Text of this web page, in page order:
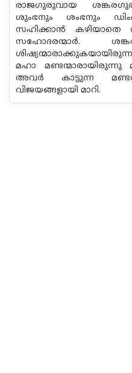
രാജഗുരുവായ
ശുംഭനും ശംഭനും
സഹിക്കാൻ കഴിയാതെ
സഹോദരന്മാർ.
മഹാ
അവർ കാട്ടുന്ന
വിജയങ്ങളായി മാറി.